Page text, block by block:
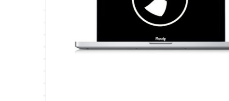
informatique à Bordeaux